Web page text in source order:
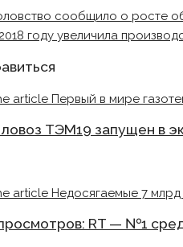
сообщило о росте
году увеличила
ТЭМ19 запущен в
RT — №1